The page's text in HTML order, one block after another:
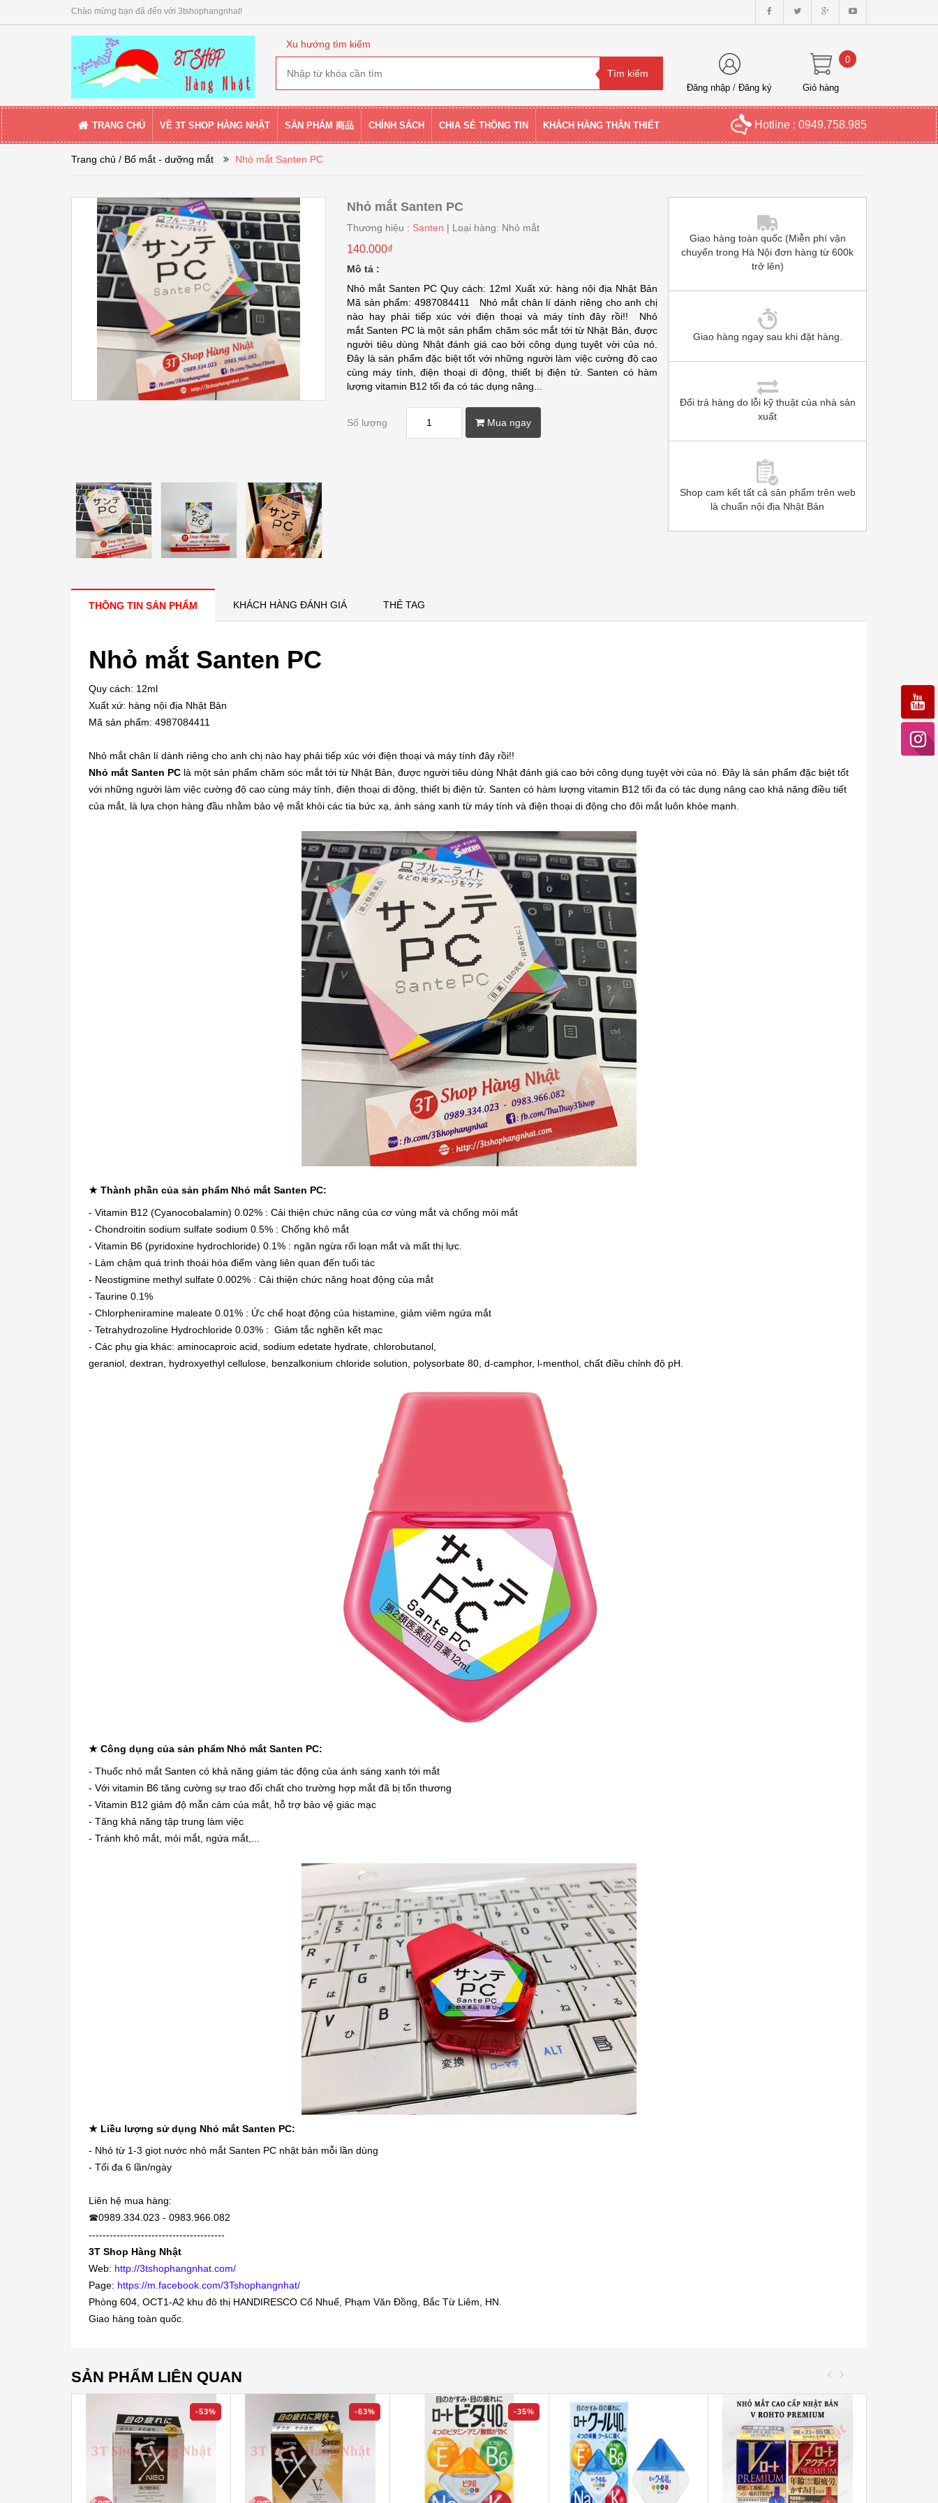
Chào mừng bạn đã đến với 3tshophangnhat!
Xu hướng tìm kiếm
Đăng nhập /Đăng ký Giỏ hàng
0
TRANG CHỦ VỀ 3T SHOP HÀNG NHẬT SẢN PHẨM 商品 CHÍNH SÁCH CHIA SẺ THÔNG TIN KHÁCH HÀNG THÂN THIẾT Hotline : 0949.758.985
Trang chủ / Bổ mắt - dưỡng mắt Nhỏ mắt Santen PC
Nhỏ mắt Santen PC
Thương hiệu : Santen | Loại hàng: Nhỏ mắt
140.000₫
Mô tả :
Nhỏ mắt Santen PC Quy cách: 12ml Xuất xứ: hàng nội địa Nhật Bản
Mã sản phẩm: 4987084411 Nhỏ mắt chân lí dành riêng cho anh chị
nào hay phải tiếp xúc với điện thoại và máy tính đây rồi!! Nhỏ
mắt Santen PC là một sản phẩm chăm sóc mắt tới từ Nhật Bản, được
người tiêu dùng Nhật đánh giá cao bởi công dụng tuyệt vời của nó.
Đây là sản phẩm đặc biệt tốt với những người làm việc cường độ cao
cùng máy tính, điện thoại di động, thiết bị điện tử. Santen có hàm
lượng vitamin B12 tối đa có tác dụng nâng...
Số lượng Mua ngay
Giao hàng toàn quốc (Miễn phí vận
chuyển trong Hà Nội đơn hàng từ 600k
trở lên)
Giao hàng ngay sau khi đặt hàng.
Đổi trả hàng do lỗi kỹ thuật của nhà sản
xuất
Shop cam kết tất cả sản phẩm trên web
là chuẩn nội địa Nhật Bản
THÔNG TIN SẢN PHẨM KHÁCH HÀNG ĐÁNH GIÁ THẺ TAG
Nhỏ mắt Santen PC
Quy cách: 12ml
Xuất xứ: hàng nội địa Nhật Bản
Mã sản phẩm: 4987084411
Nhỏ mắt chân lí dành riêng cho anh chị nào hay phải tiếp xúc với điện thoại và máy tính đây rồi!!
Nhỏ mắt Santen PC là một sản phẩm chăm sóc mắt tới từ Nhật Bản, được người tiêu dùng Nhật đánh giá cao bởi công dụng tuyệt vời của nó. Đây là sản phẩm đặc biệt tốt
với những người làm việc cường độ cao cùng máy tính, điện thoại di động, thiết bị điện tử. Santen có hàm lượng vitamin B12 tối đa có tác dụng nâng cao khả năng điều tiết
của mắt, là lựa chọn hàng đầu nhằm bảo vệ mắt khỏi các tia bức xạ, ánh sáng xanh từ máy tính và điện thoại di động cho đôi mắt luôn khỏe mạnh.
★ Thành phần của sản phẩm Nhỏ mắt Santen PC:
- Vitamin B12 (Cyanocobalamin) 0.02% : Cải thiện chức năng của cơ vùng mắt và chống mỏi mắt
- Chondroitin sodium sulfate sodium 0.5% : Chống khô mắt
- Vitamin B6 (pyridoxine hydrochloride) 0.1% : ngăn ngừa rối loạn mắt và mất thị lực.
- Làm chậm quá trình thoái hóa điểm vàng liên quan đến tuổi tác
- Neostigmine methyl sulfate 0.002% : Cải thiện chức năng hoạt động của mắt
- Taurine 0.1%
- Chlorpheniramine maleate 0.01% : Ức chế hoạt động của histamine, giảm viêm ngứa mắt
- Tetrahydrozoline Hydrochloride 0.03% : Giảm tắc nghẽn kết mạc
- Các phụ gia khác: aminocaproic acid, sodium edetate hydrate, chlorobutanol,
geraniol, dextran, hydroxyethyl cellulose, benzalkonium chloride solution, polysorbate 80, d-camphor, l-menthol, chất điều chỉnh độ pH.
★ Công dụng của sản phẩm Nhỏ mắt Santen PC:
- Thuốc nhỏ mắt Santen có khả năng giảm tác động của ánh sáng xanh tới mắt
- Với vitamin B6 tăng cường sự trao đổi chất cho trường hợp mắt đã bị tổn thương
- Vitamin B12 giảm độ mẫn cảm của mắt, hỗ trợ bảo vệ giác mạc
- Tăng khả năng tập trung làm việc
- Tránh khô mắt, mỏi mắt, ngứa mắt,..
★ Liều lượng sử dụng Nhỏ mắt Santen PC:
- Nhỏ từ 1-3 giọt nước nhỏ mắt Santen PC nhật bản mỗi lần dùng
- Tối đa 6 lần/ngày
Liên hệ mua hàng:
☎0989.334.023 - 0983.966.082
---------------------------------------
3T Shop Hàng Nhật
Web: http://3tshophangnhat.com/
Page: https://m.facebook.com/3Tshophangnhat/
Phòng 604, OCT1-A2 khu đô thị HANDIRESCO Cổ Nhuế, Phạm Văn Đồng, Bắc Từ Liêm, HN.
Giao hàng toàn quốc.
SẢN PHẨM LIÊN QUAN
-53% -63% -35%